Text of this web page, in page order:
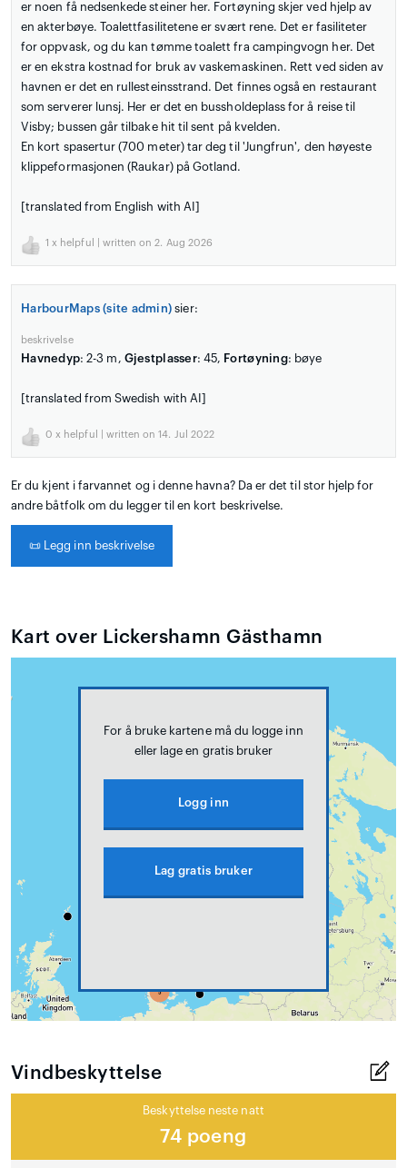
er noen få nedsenkede steiner her. Fortøyning skjer ved hjelp av
en akterbøye. Toalettfasilitetene er svært rene. Det er fasiliteter
for oppvask, og du kan tømme toalett fra campingvogn her. Det
er en ekstra kostnad for bruk av vaskemaskinen. Rett ved siden av
havnen er det en rullesteinsstrand. Det finnes også en restaurant
som serverer lunsj. Her er det en bussholdeplass for å reise til
Visby; bussen går tilbake hit til sent på kvelden.
En kort spasertur (700 meter) tar deg til 'Jungfrun', den høyeste
klippeformasjonen (Raukar) på Gotland.
[translated from English with AI]
1 x helpful | written on 2. Aug 2026
HarbourMaps (site admin) sier:
beskrivelse
Havnedyp: 2-3 m, Gjestplasser: 45, Fortøyning: bøye
[translated from Swedish with AI]
0 x helpful | written on 14. Jul 2022
Er du kjent i farvannet og i denne havna? Da er det til stor hjelp for
andre båtfolk om du legger til en kort beskrivelse.
📜 Legg inn beskrivelse
Kart over Lickershamn Gästhamn
For å bruke kartene må du logge inn
eller lage en gratis bruker
Logg inn
Lag gratis bruker
Vindbeskyttelse
Beskyttelse neste natt
74 poeng